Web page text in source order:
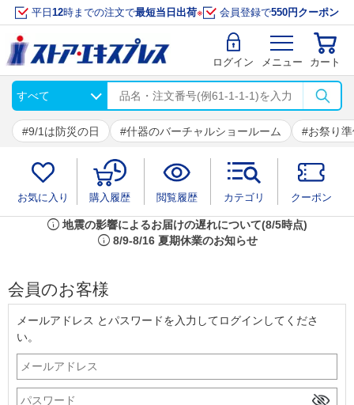
平日 12時までの注文で最短当日出荷※ 会員登録で550円クーポン
ログイン メニュー カート
9/1は防災の日 什器のバーチャルショールーム お祭り
お気に入り 購入履歴 閲覧履歴 カテゴリ クーポン
info 地震の影響によるお届けの遅れについて(8/5時点)
info 8/9-8/16 夏期休業のお知らせ
会員のお客様
メールアドレス とパスワードを入力してログインしてくださ
い。